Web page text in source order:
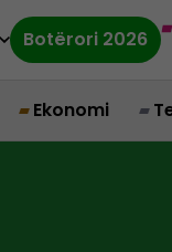
Botërori 2026
Ekonomi